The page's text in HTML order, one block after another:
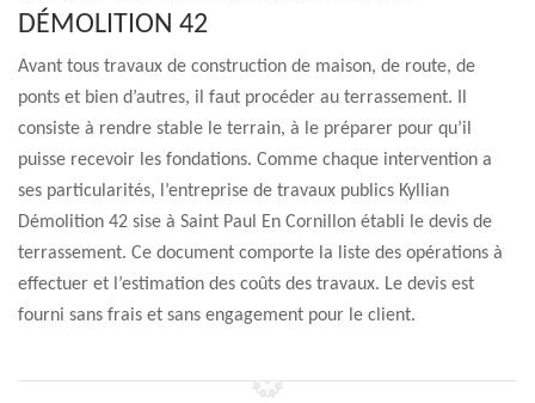
DÉMOLITION 42
Avant tous travaux de construction de maison, de route, de
ponts et bien d’autres, il faut procéder au terrassement. Il
consiste à rendre stable le terrain, à le préparer pour qu’il
puisse recevoir les fondations. Comme chaque intervention a
ses particularités, l’entreprise de travaux publics Kyllian
Démolition 42 sise à Saint Paul En Cornillon établi le devis de
terrassement. Ce document comporte la liste des opérations à
effectuer et l’estimation des coûts des travaux. Le devis est
fourni sans frais et sans engagement pour le client.